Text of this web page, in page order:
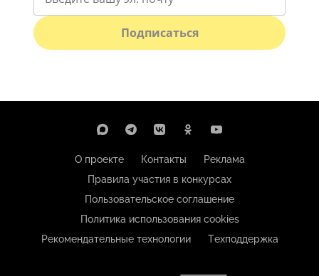
Подписаться
О проекте Контакты
Реклама
Правила участия в конкурсах
Пользовательское соглашение
Политика использования cookies
Рекомендательные технологии
Техподдержка